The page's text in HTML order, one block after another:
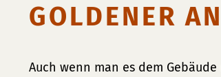
GOLDENER
Auch wenn man es dem